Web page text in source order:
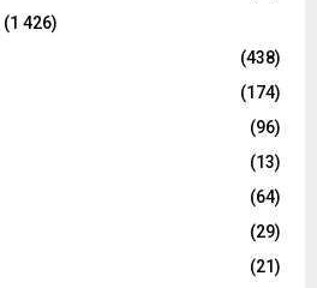
(1 426)
(438)
(174)
(96)
(13)
(64)
(29)
(21)